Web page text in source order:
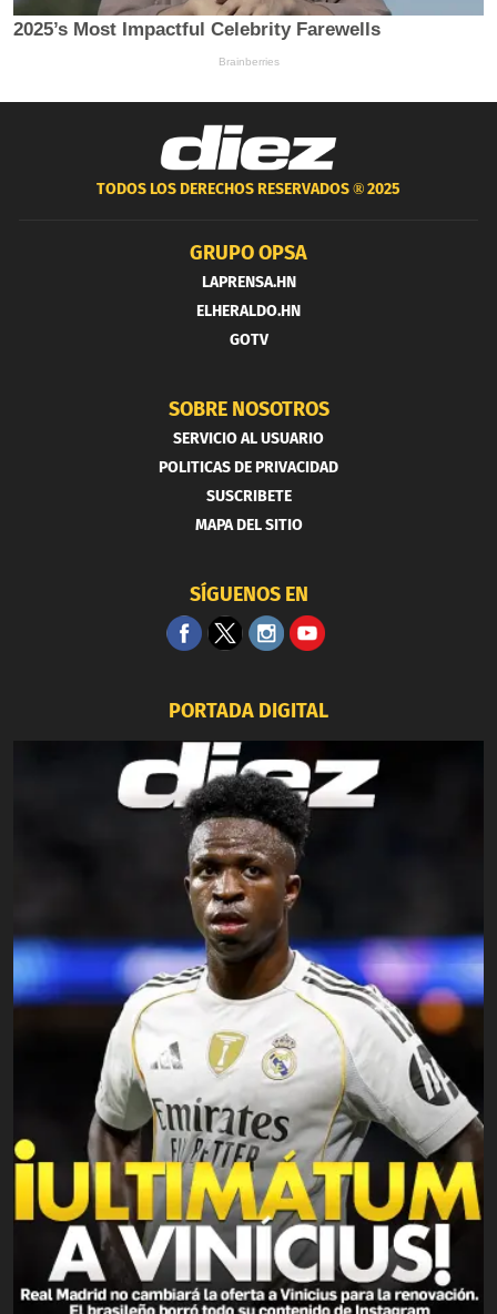
TODOS LOS DERECHOS RESERVADOS ®2025
GRUPO OPSA
LAPRENSA.HN
ELHERALDO.HN
GOTV
SOBRE NOSOTROS
SERVICIO AL USUARIO
POLITICAS DE PRIVACIDAD
SUSCRIBETE
MAPA DEL SITIO
SÍGUENOS EN
PORTADA DIGITAL